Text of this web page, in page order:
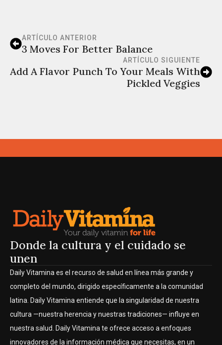
ARTÍCULO ANTERIOR
3 Moves For Better Balance
ARTÍCULO SIGUIENTE
Add A Flavor Punch To Your Meals With
Pickled Veggies
Donde la cultura y el cuidado se
unen
Daily Vitamina es el recurso de salud en línea más grande y
completo del mundo, dirigido específicamente a la comunidad
latina. Daily Vitamina entiende que la singularidad de nuestra
cultura —nuestra herencia y nuestras tradiciones— influye en
nuestra salud. Daily Vitamina te ofrece acceso a enfoques
innovadores de la información médica que necesitas, en un